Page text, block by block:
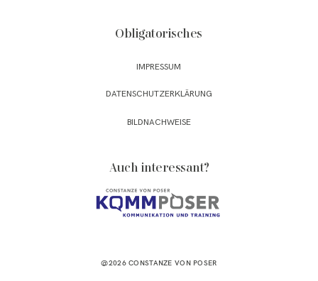
Obligatorisches
Auch interessant?
IMPRESSUM
DATENSCHUTZERKLÄRUNG
BILDNACHWEISE
@2026 CONSTANZE VON POSER